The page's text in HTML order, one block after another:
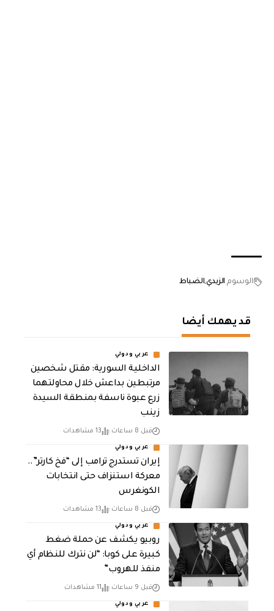
الوسوم الزيديالضباط
قد يهمك أيضا
عربي ودولي
الداخلية السورية: مقتل شخصين
مرتبطين بداعش خلال محاولتهما
زرع عبوة ناسفة بمنطقة السيدة
زينب
قبل 8 ساعات 13 مشاهدات
عربي ودولي
إيران تستدرج ترامب إلى “فخ كارتر”..
معركة استنزاف حتى انتخابات
الكونغرس
قبل 8 ساعات 13 مشاهدات
عربي ودولي
روبيو يكشف عن حملة ضغط
كبيرة على كوبا: “لن نترك للنظام أي
منفذ للهروب”
قبل 9 ساعات 11 مشاهدات
عربي ودولي